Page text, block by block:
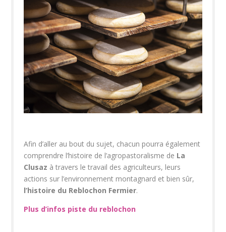
Afin d’aller au bout du sujet, chacun pourra également
comprendre l’histoire de l’agropastoralisme de La
Clusaz à travers le travail des agriculteurs, leurs
actions sur l’environnement montagnard et bien sûr,
l’histoire du Reblochon Fermier.
Plus d’infos piste du reblochon